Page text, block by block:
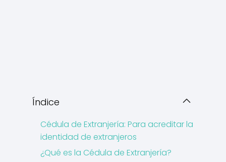
Índice
Cédula de Extranjería: Para acreditar la
identidad de extranjeros
¿Qué es la Cédula de Extranjería?